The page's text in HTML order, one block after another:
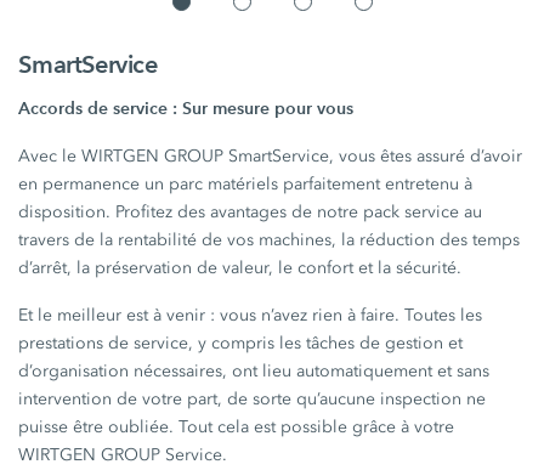
SmartService
Accords de service : Sur mesure pour vous
Avec le WIRTGEN GROUP SmartService, vous êtes assuré d’avoir
en permanence un parc matériels parfaitement entretenu à
disposition. Profitez des avantages de notre pack service au
travers de la rentabilité de vos machines, la réduction des temps
d’arrêt, la préservation de valeur, le confort et la sécurité.
Et le meilleur est à venir : vous n’avez rien à faire. Toutes les
prestations de service, y compris les tâches de gestion et
d’organisation nécessaires, ont lieu automatiquement et sans
intervention de votre part, de sorte qu’aucune inspection ne
puisse être oubliée. Tout cela est possible grâce à votre
WIRTGEN GROUP Service.